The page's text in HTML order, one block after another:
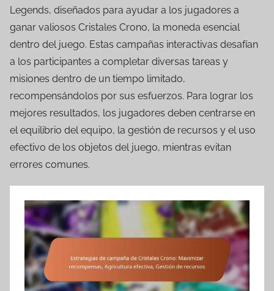
Legends, diseñados para ayudar a los jugadores a
ganar valiosos Cristales Crono, la moneda esencial
dentro del juego. Estas campañas interactivas desafían
a los participantes a completar diversas tareas y
misiones dentro de un tiempo limitado,
recompensándolos por sus esfuerzos. Para lograr los
mejores resultados, los jugadores deben centrarse en
el equilibrio del equipo, la gestión de recursos y el uso
efectivo de los objetos del juego, mientras evitan
errores comunes.